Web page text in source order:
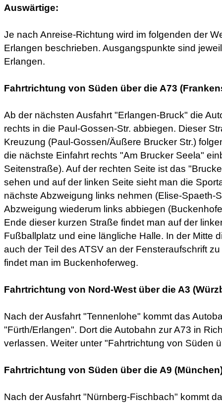
Auswärtige:
Je nach Anreise-Richtung wird im folgenden der
Erlangen beschrieben. Ausgangspunkte sind
Erlangen.
Fahrtrichtung von Süden über die A73
Ab der nächsten Ausfahrt "Erlangen-Bruck" die
rechts in die Paul-Gossen-Str. abbiegen. Dieser
Kreuzung (Paul-Gossen/Äußere Brucker Str.)
die nächste Einfahrt rechts "Am Brucker Seela"
Seitenstraße). Auf der rechten Seite ist das
sehen und auf der linken Seite sieht man die
nächste Abzweigung links nehmen (Elise-Spaeth-
Abzweigung wiederum links abbiegen
Ende dieser kurzen Straße findet man auf der
Fußballplatz und eine längliche Halle. In der Mitte
auch der Teil des ATSV an der Fensteraufschrift
findet man im Buckenhoferweg.
Fahrtrichtung von Nord-West über die A3
Nach der Ausfahrt "Tennenlohe" kommt das
"Fürth/Erlangen". Dort die Autobahn zur A73 in
verlassen. Weiter unter "Fahrtrichtung von Süden
Fahrtrichtung von Süden über die A9
Nach der Ausfahrt "Nürnberg-Fischbach" kommt